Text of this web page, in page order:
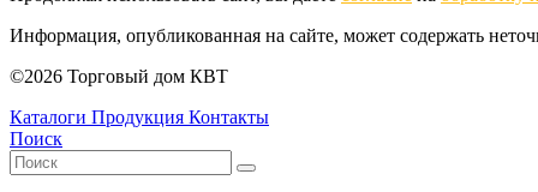
Информация, опубликованная на сайте, может содержать
©2026 Торговый дом КВТ
Каталоги Продукция Контакты
Поиск